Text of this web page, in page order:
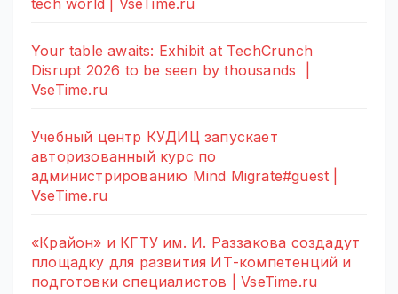
tech world | VseTime.ru
Your table awaits: Exhibit at TechCrunch
Disrupt 2026 to be seen by thousands |
VseTime.ru
Учебный центр КУДИЦ запускает
авторизованный курс по
администрированию Mind Migrate#guest |
VseTime.ru
«Крайон» и КГТУ им. И. Раззакова создадут
площадку для развития ИТ-компетенций и
подготовки специалистов | VseTime.ru